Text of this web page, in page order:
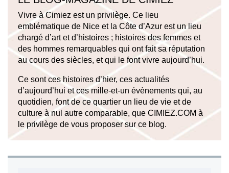
Vivre à Cimiez est un privilège. Ce lieu
emblématique de Nice et la Côte d’Azur est un lieu
chargé d’art et d’histoires ; histoires des femmes et
des hommes remarquables qui ont fait sa réputation
au cours des siècles, et qui le font vivre aujourd’hui.
Ce sont ces histoires d’hier, ces actualités
d’aujourd’hui et ces mille-et-un évènements qui, au
quotidien, font de ce quartier un lieu de vie et de
culture à nul autre comparable, que CIMIEZ.COM à
le privilège de vous proposer sur ce blog.